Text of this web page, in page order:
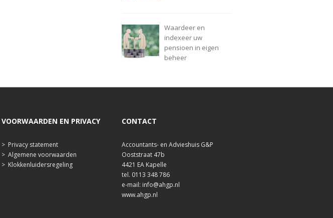
Waardeer en
indexeer uw
pensioen in eigen
beheer
VOORWAARDEN EN PRIVACY
> Privacy statement
> Algemene voorwaarden
> Klokkenluidersregeling
CONTACT
Accountants- en Advieshuis G&P
Ooststraat 47b
4421 EA Kapelle
tel. 0113 348 786
e-mail: info@ahgp.nl
www.ahgp.nl